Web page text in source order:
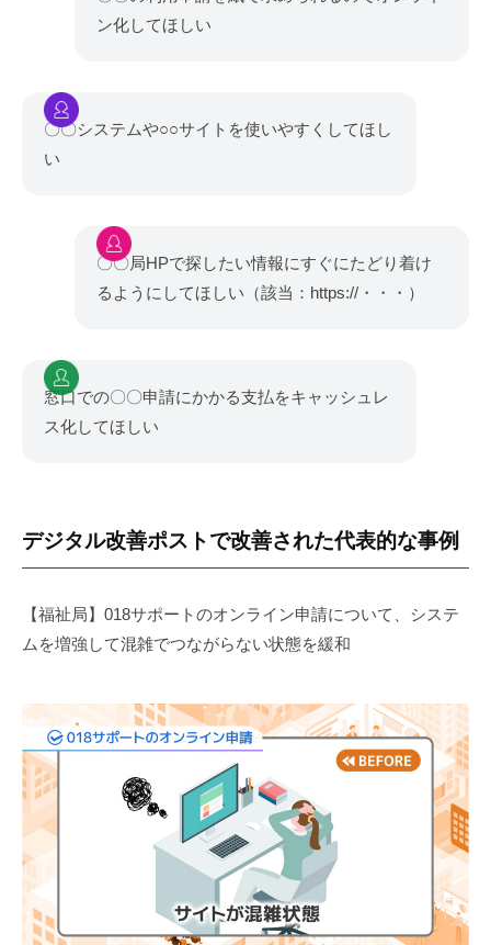
ン化してほしい
〇〇システムや○○サイトを使いやすくしてほし
い
〇〇局HPで探したい情報にすぐにたどり着け
るようにしてほしい（該当：https://・・・）
窓口での〇〇申請にかかる支払をキャッシュレ
ス化してほしい
デジタル改善ポストで改善された代表的な事例
【福祉局】018サポートのオンライン申請について、システ
ムを増強して混雑でつながらない状態を緩和